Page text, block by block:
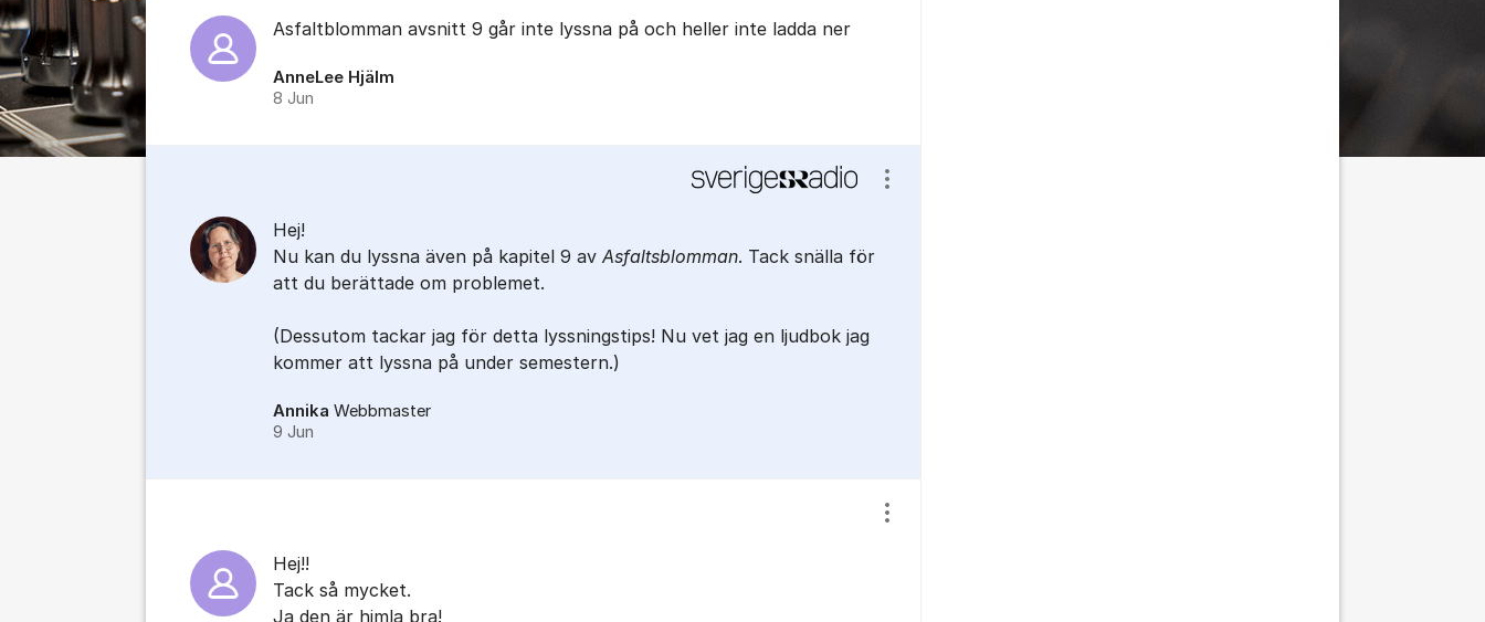
Asfaltblomman avsnitt 9 går inte lyssna på och heller inte ladda ner
AnneLee Hjälm
8 Jun
Hej!
Nu kan du lyssna även på kapitel 9 av Asfaltsblomman. Tack snälla för
att du berättade om problemet.
(Dessutom tackar jag för detta lyssningstips! Nu vet jag en ljudbok jag
kommer att lyssna på under semestern.)
Annika Webbmaster
9 Jun
Visa/dölj inställningar för inlägg/kommentar
Hej!!
Tack så mycket.
Ja den är himla bra!
Visa/dölj inställningar för inlägg/kommentar